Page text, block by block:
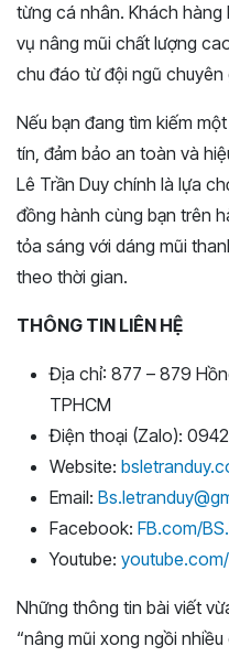
từng cá nhân. Khách
vụ nâng mũi chất lượng
chu đáo từ đội ngũ chuyên
Nếu bạn đang tìm kiếm một
tín, đảm bảo an toàn và
Lê Trần Duy chính là lựa
đồng hành cùng bạn trên
tỏa sáng với dáng mũi
theo thời gian.
THÔNG TIN LIÊN HỆ
Địa chỉ: 877 – 879
TPHCM
Điện thoại (Zalo):
Website:
Email:
Facebook: FB.com/
Youtube:
Những thông tin bài viết
“nâng mũi xong ngồi